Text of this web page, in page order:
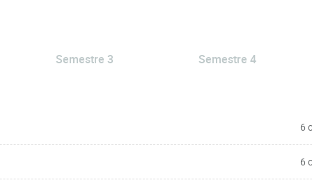
Semestre 3 Semestre 4
6
6